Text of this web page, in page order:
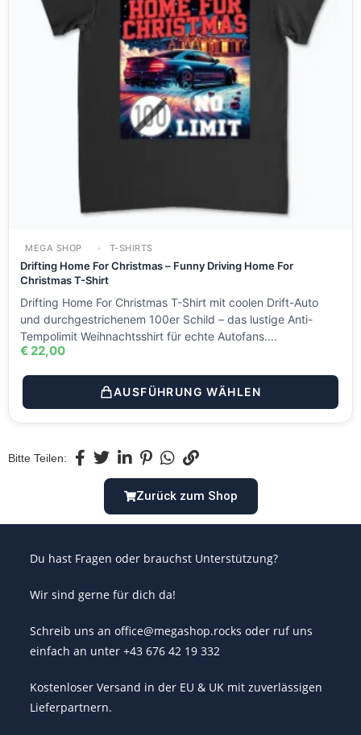
MEGA SHOP T-SHIRTS
Drifting Home For Christmas – Funny Driving Home For
Christmas T-Shirt
Drifting Home For Christmas T-Shirt mit coolen Drift-Auto
und durchgestrichenem 100er Schild – das lustige Anti-
Tempolimit Weihnachtsshirt für echte Autofans.…
€ 22,00
AUSFÜHRUNG WÄHLEN
Bitte Teilen:
Zurück zum Shop
Du hast Fragen oder brauchst Unterstützung?
Wir sind gerne für dich da!
Schreib uns an office@megashop.rocks oder ruf uns
einfach an unter +43 676 42 19 332
Kostenloser Versand in der EU & UK mit zuverlässigen
Lieferpartnern.